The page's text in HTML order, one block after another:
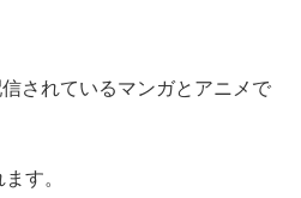
されているマンガとアニメで
す。